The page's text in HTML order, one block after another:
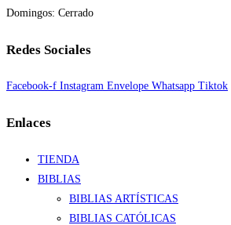
Domingos: Cerrado
Redes Sociales
Facebook-f Instagram Envelope Whatsapp Tiktok
Enlaces
TIENDA
BIBLIAS
BIBLIAS ARTÍSTICAS
BIBLIAS CATÓLICAS